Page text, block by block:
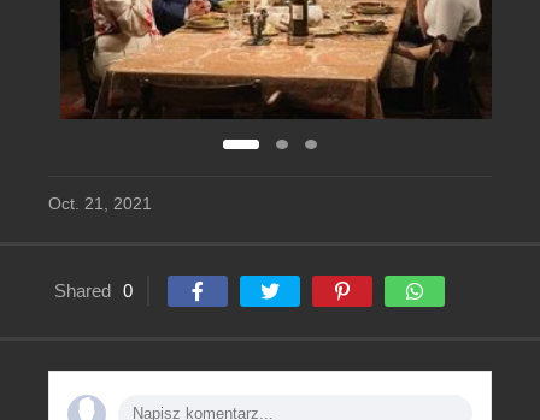
Oct. 21, 2021
Shared 0